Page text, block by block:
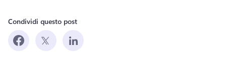
Condividi questo post